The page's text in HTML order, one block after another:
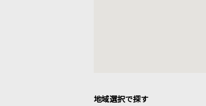
地域選択で探す